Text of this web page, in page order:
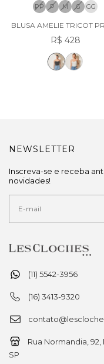
PP P M G GG
BLUSA AMELIE TRICOT
R$ 428
(11) 5542-3956
(16) 3413-9320
Rua Normandia, 92,
SP
NEWSLETTER
Inscreva-se e receba
novidades!